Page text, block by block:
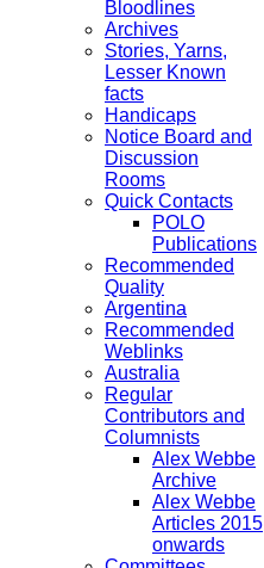
Bloodlines
Archives
Stories, Yarns,
Lesser Known
facts
Handicaps
Notice Board and
Discussion
Rooms
Quick Contacts
POLO
Publications
Recommended
Quality
Argentina
Recommended
Weblinks
Australia
Regular
Contributors and
Columnists
Alex Webbe
Archive
Alex Webbe
Articles 2015
onwards